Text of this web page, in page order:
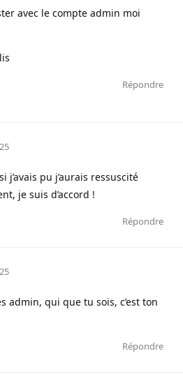
avec le compte admin moi
Répondre
j’avais pu j’aurais ressuscité
je suis d’accord !
Répondre
admin, qui que tu sois, c’est ton
Répondre